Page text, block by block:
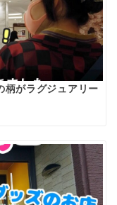
柄がラグジュアリー